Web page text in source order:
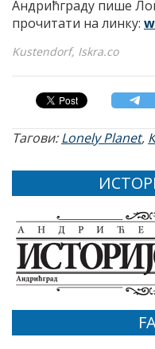
Андрићграду пише
прочитати на линку:
Kustendorf, Iskra.co
Тагови:Lonely Planet,